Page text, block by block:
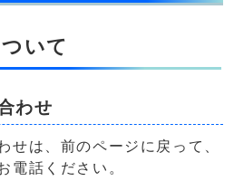
いて
わせ
せは、前のページに戻って、
電話ください。